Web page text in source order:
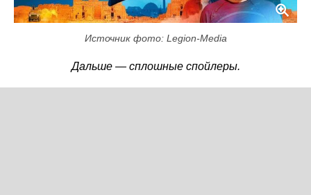
Источник фото: Legion-Media
Дальше — сплошные спойлеры.